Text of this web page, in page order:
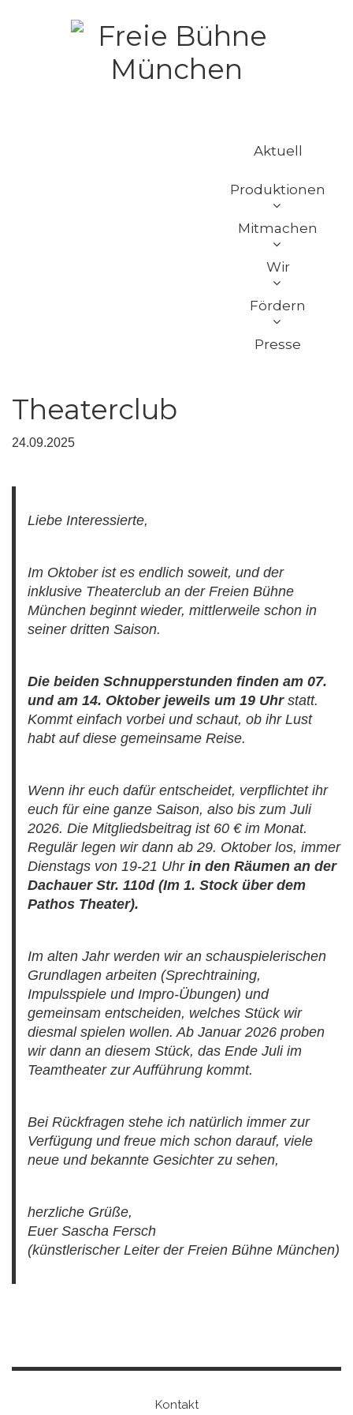
Aktuell
Produktionen
Mitmachen
Wir
Fördern
Presse
Theaterclub
24.09.2025
Liebe Interessierte,
Im Oktober ist es endlich soweit, und der
inklusive Theaterclub an der Freien Bühne
München beginnt wieder, mittlerweile schon in
seiner dritten Saison.
Die beiden Schnupperstunden finden am 07.
und am 14. Oktober jeweils um 19 Uhrstatt.
Kommt einfach vorbei und schaut, ob ihr Lust
habt auf diese gemeinsame Reise.
Wenn ihr euch dafür entscheidet, verpflichtet ihr
euch für eine ganze Saison, also bis zum Juli
2026. Die Mitgliedsbeitrag ist 60 € im Monat.
Regulär legen wir dann ab 29. Oktober los, immer
Dienstags von 19-21 Uhrin den Räumen an der
Dachauer Str. 110d (Im 1. Stock über dem
Pathos Theater).
Im alten Jahr werden wir an schauspielerischen
Grundlagen arbeiten (Sprechtraining,
Impulsspiele und Impro-Übungen) und
gemeinsam entscheiden, welches Stück wir
diesmal spielen wollen. Ab Januar 2026 proben
wir dann an diesem Stück, das Ende Juli im
Teamtheater zur Aufführung kommt.
Bei Rückfragen stehe ich natürlich immer zur
Verfügung und freue mich schon darauf, viele
neue und bekannte Gesichter zu sehen,
herzliche Grüße,
Euer Sascha Fersch
(künstlerischer Leiter der Freien Bühne München)
Kontakt